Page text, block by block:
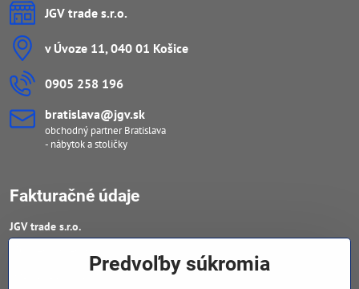
JGV trade s​.r​.o​.
v Úvoze 11, 040 01 Košice
0905 258 196
bratislava​@jgv​.sk
obchodný partner Bratislava
- nábytok a stoličky
Fakturačné údaje
JGV trade s​.r​.o​.
DIČ : 20223652906Predvoľby súkromia